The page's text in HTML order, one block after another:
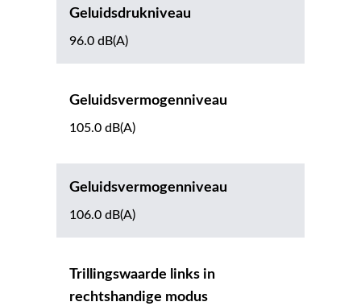
Geluidsdrukniveau
96.0 dB(A)
Geluidsvermogenniveau
105.0 dB(A)
Geluidsvermogenniveau
106.0 dB(A)
Trillingswaarde links in
rechtshandige modus